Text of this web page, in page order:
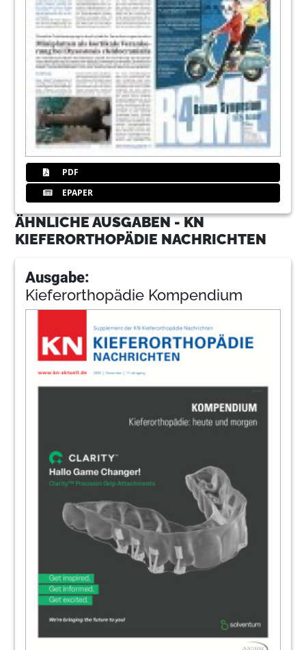
PDF
EPAPER
ÄHNLICHE AUSGABEN - KN
KIEFERORTHOPÄDIE NACHRICHTEN
Ausgabe:
Kieferorthopädie Kompendium